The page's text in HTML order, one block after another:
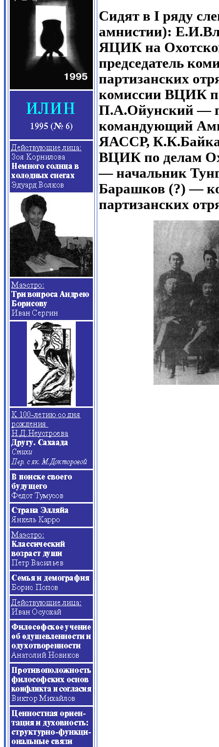
Сидят в I ряду
амнистии):
ЯЦИК на
председатель
партизанских
комиссии ВЦИК
П.А.Ойунский —
командующий
ЯАССР,
ВЦИК по делам
— начальник
Барашков (?) —
партизанских